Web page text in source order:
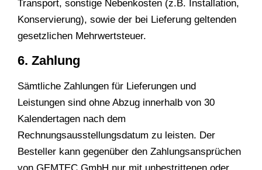
Transport, sonstige Nebenkosten (z.B. Installation,
Konservierung), sowie der bei Lieferung geltenden
gesetzlichen Mehrwertsteuer.
6. Zahlung
Sämtliche Zahlungen für Lieferungen und
Leistungen sind ohne Abzug innerhalb von 30
Kalendertagen nach dem
Rechnungsausstellungsdatum zu leisten. Der
Besteller kann gegenüber den Zahlungsansprüchen